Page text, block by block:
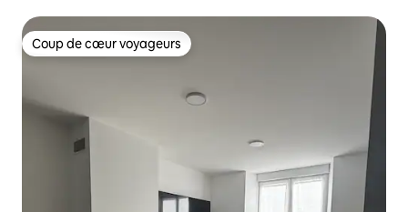
Coup de cœur voyageurs
Coup de cœur voyageurs